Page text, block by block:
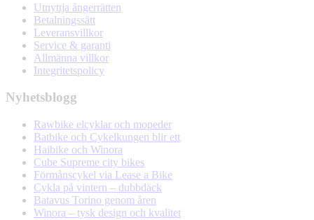
Utnyttja ångerrätten
Betalningssätt
Leveransvillkor
Service & garanti
Allmänna villkor
Integritetspolicy
Nyhetsblogg
Rawbike elcyklar och mopeder
Batbike och Cykelkungen blir ett
Haibike och Winora
Cube Supreme city bikes
Förmånscykel via Lease a Bike
Cykla på vintern – dubbdäck
Batavus Torino genom åren
Winora – tysk design och kvalitet